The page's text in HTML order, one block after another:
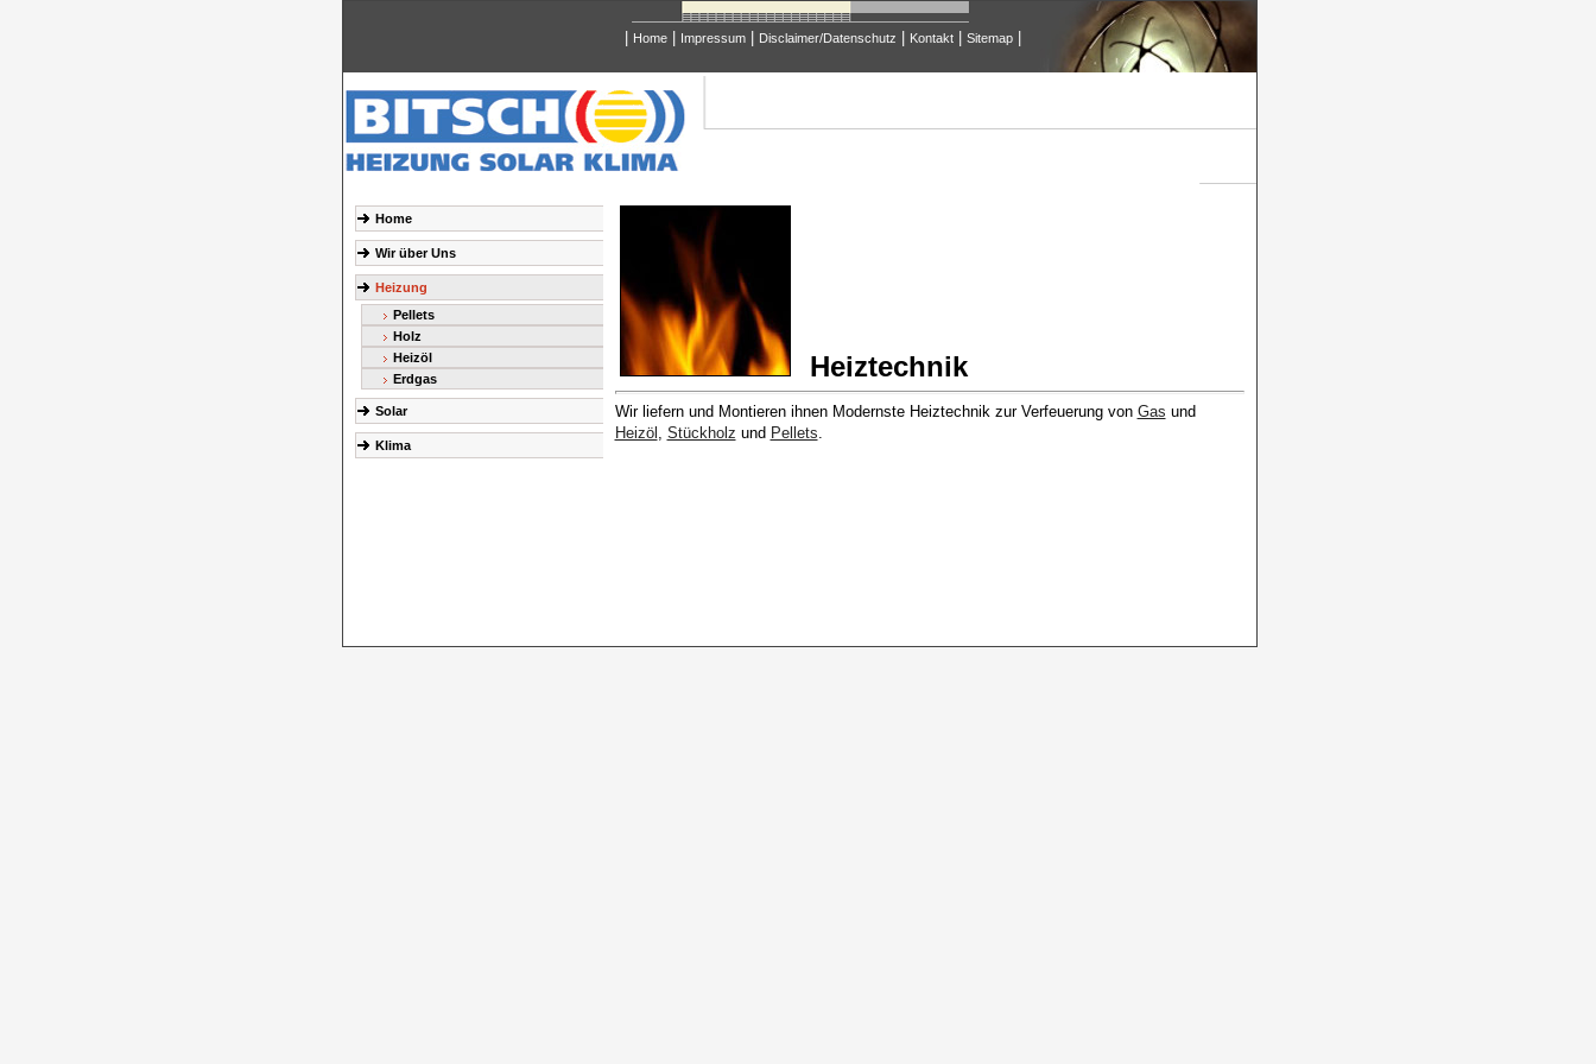
Home Impressum Disclaimer/Datenschutz Kontakt Sitemap
Home
Wir über Uns
Heizung
Pellets
Holz
Heizöl
Erdgas
Solar
Klima
Heiztechnik
Wir liefern und Montieren ihnen Modernste Heiztechnik zur Verfeuerung von Gas und
Heizöl , Stückholz und Pellets.